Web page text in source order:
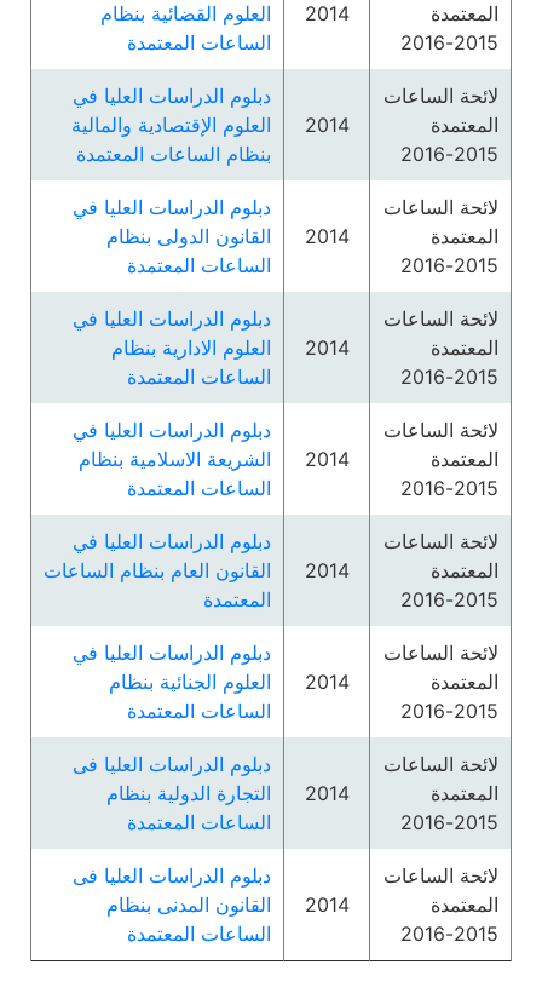
المعتمدة
2015-2016
2014
العلوم القضائية بنظام
الساعات المعتمدة
لائحة الساعات
المعتمدة
2015-2016
2014
دبلوم الدراسات العليا في
العلوم الإقتصادية والمالية
بنظام الساعات المعتمدة
لائحة الساعات
المعتمدة
2015-2016
2014
دبلوم الدراسات العليا في
القانون الدولى بنظام
الساعات المعتمدة
لائحة الساعات
المعتمدة
2015-2016
2014
دبلوم الدراسات العليا في
العلوم الادارية بنظام
الساعات المعتمدة
لائحة الساعات
المعتمدة
2015-2016
2014
دبلوم الدراسات العليا في
الشريعة الاسلامية بنظام
الساعات المعتمدة
لائحة الساعات
المعتمدة
2015-2016
2014
دبلوم الدراسات العليا في
القانون العام بنظام الساعات
المعتمدة
لائحة الساعات
المعتمدة
2015-2016
2014
دبلوم الدراسات العليا في
العلوم الجنائية بنظام
الساعات المعتمدة
لائحة الساعات
المعتمدة
2015-2016
2014
دبلوم الدراسات العليا فى
التجارة الدولية بنظام
الساعات المعتمدة
لائحة الساعات
المعتمدة
2015-2016
2014
دبلوم الدراسات العليا فى
القانون المدنى بنظام
الساعات المعتمدة